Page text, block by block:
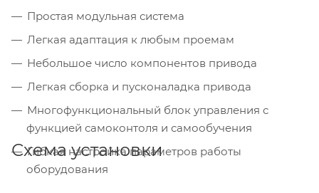
Простая модульная система
Легкая адаптация к любым проемам
Небольшое число компонентов привода
Легкая сборка и пусконаладка привода
Многофункциональный блок управления с
функцией самоконтоля и самообучения
Гибкая настройка параметров работы
оборудования
Схема установки